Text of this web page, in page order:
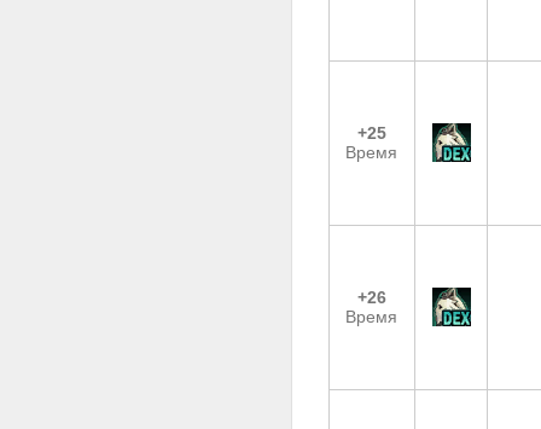
+25
Время
+26
Время